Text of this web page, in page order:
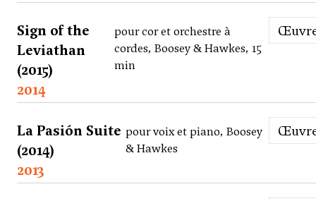
Sign of the
Leviathan
(2015)
pour cor et orchestre à
cordes, Boosey & Hawkes, 15
min
2014
La Pasión Suite
(2014)
pour voix et piano, Boosey
& Hawkes
2013